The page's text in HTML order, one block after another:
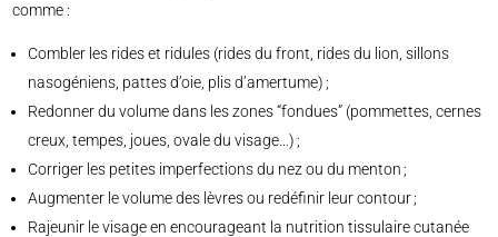
comme :
Combler les rides et ridules (rides du front, rides du lion, sillons
nasogéniens, pattes d’oie, plis d’amertume) ;
Redonner du volume dans les zones “fondues” (pommettes, cernes
creux, tempes, joues, ovale du visage…) ;
Corriger les petites imperfections du nez ou du menton ;
Augmenter le volume des lèvres ou redéfinir leur contour ;
Rajeunir le visage en encourageant la nutrition tissulaire cutanée